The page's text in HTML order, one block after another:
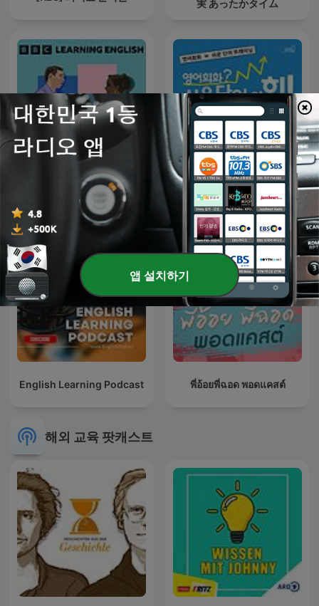
実 あったかタイム
Learning English
Conversations
영어회화? 쉬운 단어의 힘! -
연습
English Learning Podcast พี่อ้อยพี่ฉอด พอดแคสต์
해외 교육 팟캐스트
앱 설치하기